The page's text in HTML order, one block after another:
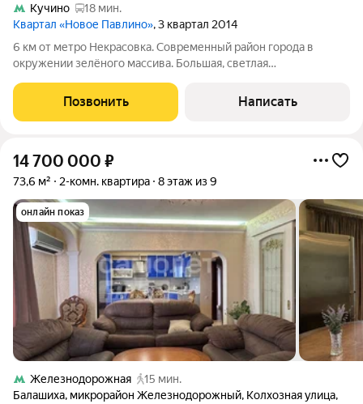
Кучино
18 мин.
Квартал «Новое Павлино», 3 квартал 2014
6 км от метро Некрасовка. Современный район города в
окружении зелёного массива. Большая, светлая
планировкой (окна северо-запад). Дом монолитно-кирпичный,
стены толщиной 65 см, очень тёплый. Квартира
Позвонить Написать
14 700 000 ₽
73,6 м² 2-комн. квартира 8 этаж из 9
онлайн показ
Железнодорожная
15 мин.
Балашиха, микрорайон Железнодорожный, Колхозная улица,